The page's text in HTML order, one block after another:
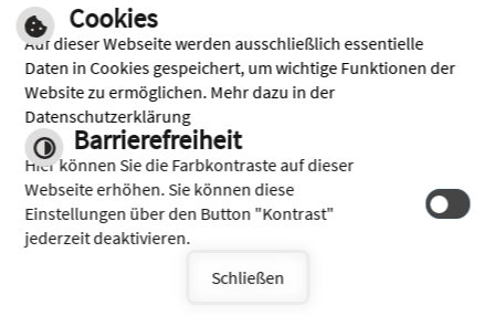
Facebook
Instagram
Cookies
Auf dieser Webseite werden ausschließlich essentielle
Daten in Cookies gespeichert, um wichtige Funktionen der
Website zu ermöglichen. Mehr dazu in der
Datenschutzerklärung
Barrierefreiheit
Hier können Sie die Farbkontraste auf dieser
Webseite erhöhen. Sie können diese
Einstellungen über den Button "Kontrast"
jederzeit deaktivieren.
Schließen